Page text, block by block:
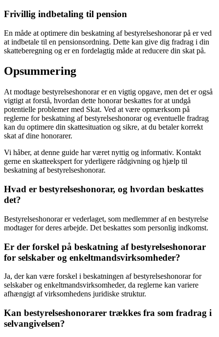
Frivillig indbetaling til pension
En måde at optimere din beskatning af bestyrelseshonorar på er ved
at indbetale til en pensionsordning. Dette kan give dig fradrag i din
skatteberegning og er en fordelagtig måde at reducere din skat på.
Opsummering
At modtage bestyrelseshonorar er en vigtig opgave, men det er også
vigtigt at forstå, hvordan dette honorar beskattes for at undgå
potentielle problemer med Skat. Ved at være opmærksom på
reglerne for beskatning af bestyrelseshonorar og eventuelle fradrag
kan du optimere din skattesituation og sikre, at du betaler korrekt
skat af dine honorarer.
Vi håber, at denne guide har været nyttig og informativ. Kontakt
gerne en skatteekspert for yderligere rådgivning og hjælp til
beskatning af bestyrelseshonorar.
Hvad er bestyrelseshonorar, og hvordan beskattes
det?
Bestyrelseshonorar er vederlaget, som medlemmer af en bestyrelse
modtager for deres arbejde. Det beskattes som personlig indkomst.
Er der forskel på beskatning af bestyrelseshonorar
for selskaber og enkeltmandsvirksomheder?
Ja, der kan være forskel i beskatningen af bestyrelseshonorar for
selskaber og enkeltmandsvirksomheder, da reglerne kan variere
afhængigt af virksomhedens juridiske struktur.
Kan bestyrelseshonorarer trækkes fra som fradrag i
selvangivelsen?